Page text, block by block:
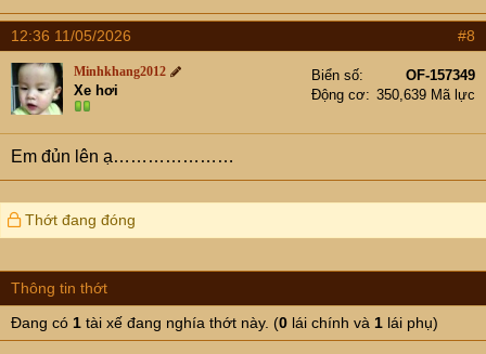
12:36 11/05/2026 #8
Minhkhang2012
Xe hơi
Biển số
OF-157349
Động cơ
350,639 Mã lực
Em đủn lên ạ…………………
Thớt đang đóng
Thông tin thớt
Đang có 1 tài xế đang nghía thớt này. (0 lái chính và 1 lái phụ)